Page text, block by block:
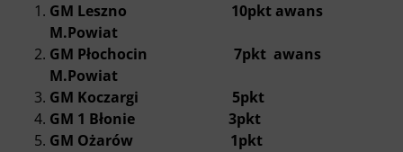
GM Leszno 10pkt awans
M.Powiat
GM Płochocin 7pkt awans
M.Powiat
GM Koczargi 5pkt
GM 1 Błonie 3pkt
GM Ożarów 1pkt